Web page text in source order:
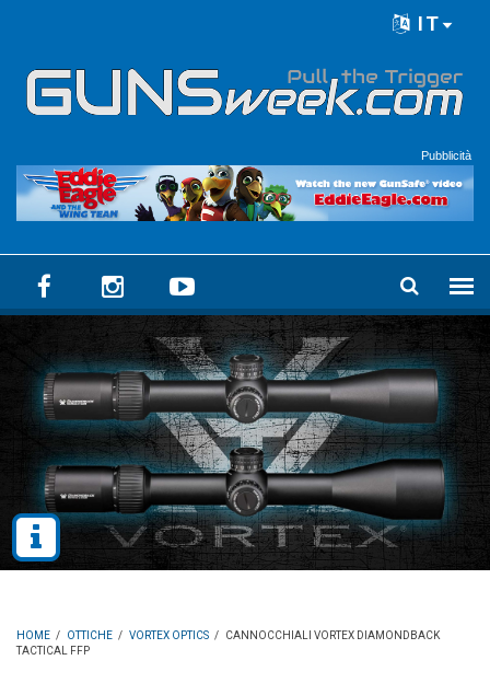
IT
Pubblicità
HOME / OTTICHE / VORTEX OPTICS /
CANNOCCHIALI VORTEX DIAMONDBACK
TACTICAL FFP